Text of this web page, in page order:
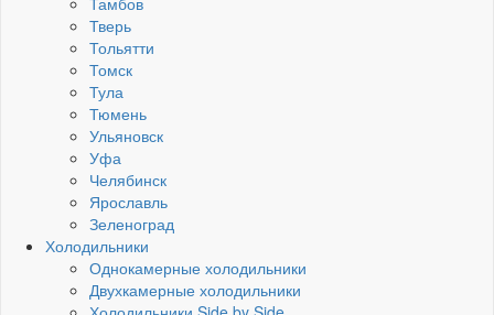
Тверь
Тольятти
Томск
Тула
Тюмень
Ульяновск
Уфа
Челябинск
Ярославль
Зеленоград
Холодильники
Однокамерные холодильники
Двухкамерные холодильники